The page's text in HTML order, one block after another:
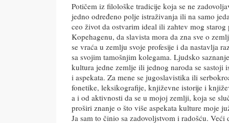
Potičem iz filološke tradicije koja se ne
jedno određeno polje istraživanja ili na samo
ceo život da ostvarim ideal ili zahtev mog starog
Kopehagenu, da slavista mora da zna sve o
se vraća u zemlju svoje profesije i da nastavlja
sa svojim tamošnjim kolegama. Ljudsko
kultura jedne zemlje ili jednog naroda se sastoji
i aspekata. Za mene se jugoslavistika ili
fonetike, leksikografije, književne istorije i
a i od aktivnosti da se u mojoj zemlji, koja se
proširi znanje o što više aspekata kulture moje
Ja sam to činio sa zadovoljstvom i radošću. Veći